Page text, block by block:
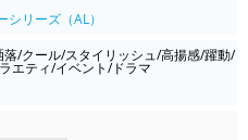
シリーズ（AL）
/クール/スタイリッシュ/高揚感/躍動/
エティ/イベント/ドラマ